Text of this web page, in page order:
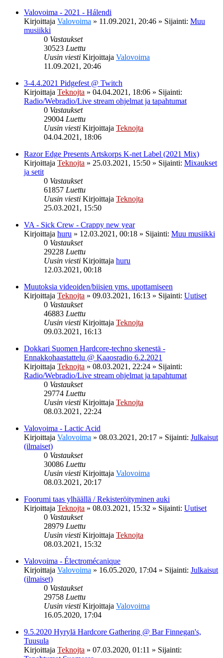
Valovoima - 2021 - Hálendi
Kirjoittaja Valovoima » 11.09.2021, 20:46 » Sijainti: Muu
musiikki
0 Vastaukset
30523 Luettu
Uusin viesti Kirjoittaja Valovoima
11.09.2021, 20:46
3-4.4.2021 Pidgefest @ Twitch
Kirjoittaja Teknojta » 04.04.2021, 18:06 » Sijainti:
Radio/Webradio/Live stream ohjelmat ja tapahtumat
0 Vastaukset
29004 Luettu
Uusin viesti Kirjoittaja Teknojta
04.04.2021, 18:06
Razor Edge Presents Artskorps K-net Label (2021 Mix)
Kirjoittaja Teknojta » 25.03.2021, 15:50 » Sijainti: Mixaukset
ja setit
0 Vastaukset
61857 Luettu
Uusin viesti Kirjoittaja Teknojta
25.03.2021, 15:50
VA - Sick Crew - Crappy new year
Kirjoittaja huru » 12.03.2021, 00:18 » Sijainti: Muu musiikki
0 Vastaukset
29228 Luettu
Uusin viesti Kirjoittaja huru
12.03.2021, 00:18
Muutoksia videoiden/biisien yms. upottamiseen
Kirjoittaja Teknojta » 09.03.2021, 16:13 » Sijainti: Uutiset
0 Vastaukset
46883 Luettu
Uusin viesti Kirjoittaja Teknojta
09.03.2021, 16:13
Dokkari Suomen Hardcore-techno skenestä -
Ennakkohaastattelu @ Kaaosradio 6.2.2021
Kirjoittaja Teknojta » 08.03.2021, 22:24 » Sijainti:
Radio/Webradio/Live stream ohjelmat ja tapahtumat
0 Vastaukset
29774 Luettu
Uusin viesti Kirjoittaja Teknojta
08.03.2021, 22:24
Valovoima - Lactic Acid
Kirjoittaja Valovoima » 08.03.2021, 20:17 » Sijainti: Julkaisut
(ilmaiset)
0 Vastaukset
30086 Luettu
Uusin viesti Kirjoittaja Valovoima
08.03.2021, 20:17
Foorumi taas ylhäällä / Rekisteröityminen auki
Kirjoittaja Teknojta » 08.03.2021, 15:32 » Sijainti: Uutiset
0 Vastaukset
28979 Luettu
Uusin viesti Kirjoittaja Teknojta
08.03.2021, 15:32
Valovoima - Électromécanique
Kirjoittaja Valovoima » 16.05.2020, 17:04 » Sijainti: Julkaisut
(ilmaiset)
0 Vastaukset
29758 Luettu
Uusin viesti Kirjoittaja Valovoima
16.05.2020, 17:04
9.5.2020 Hyrylä Hardcore Gathering @ Bar Finnegan's,
Tuusula
Kirjoittaja Teknojta » 07.03.2020, 01:11 » Sijainti: